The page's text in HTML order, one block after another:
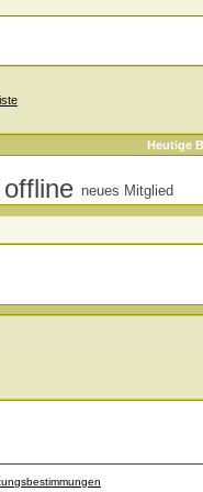
Heutige
neues Mitglied